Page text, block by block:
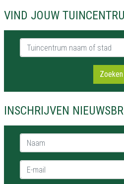
VIND JOUW
Tuincentrum naam of stad
Zoeken
INSCHRIJVEN
Naam *
E-mail *